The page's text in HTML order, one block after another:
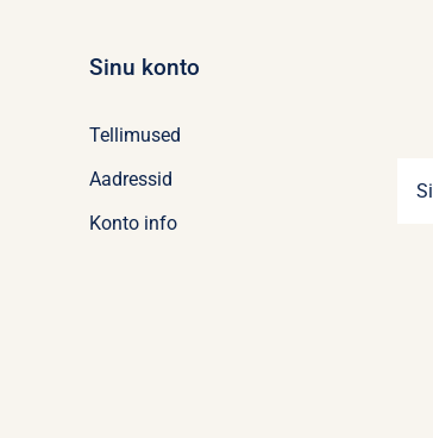
Sinu konto
Tellimused
Aadressid
Konto info